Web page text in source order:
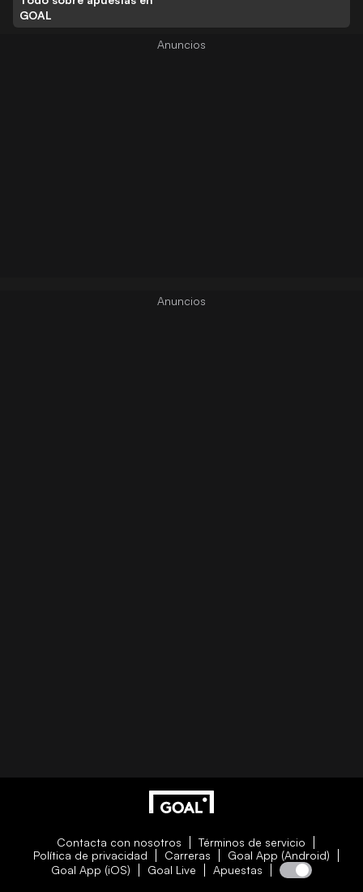
GOAL
Contacta con nosotros
Términos de servicio
Política de privacidad
Carreras
Goal App (Android)
Goal App (iOS)
Goal Live Apuestas